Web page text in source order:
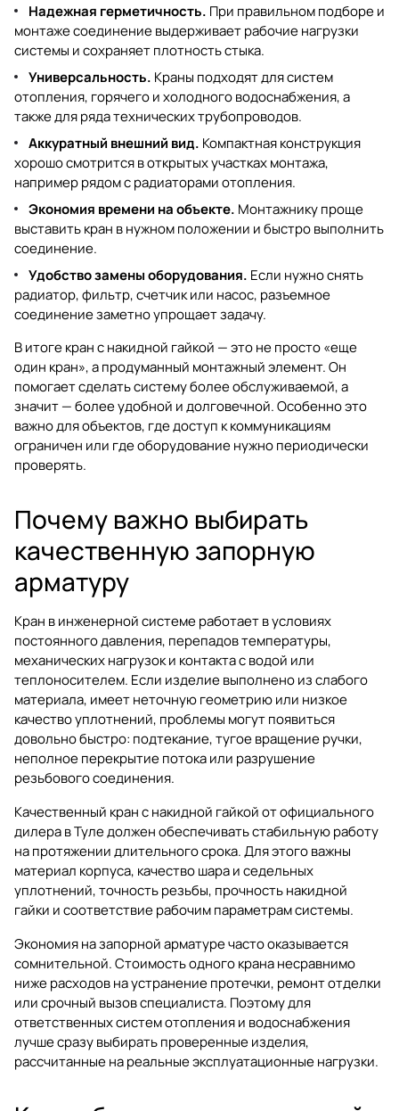
Надежная герметичность. При правильном подборе и
монтаже соединение выдерживает рабочие нагрузки
системы и сохраняет плотность стыка.
Универсальность. Краны подходят для систем
отопления, горячего и холодного водоснабжения, а
также для ряда технических трубопроводов.
Аккуратный внешний вид. Компактная конструкция
хорошо смотрится в открытых участках монтажа,
например рядом с радиаторами отопления.
Экономия времени на объекте. Монтажнику проще
выставить кран в нужном положении и быстро выполнить
соединение.
Удобство замены оборудования. Если нужно снять
радиатор, фильтр, счетчик или насос, разъемное
соединение заметно упрощает задачу.
В итоге кран с накидной гайкой — это не просто «еще
один кран», а продуманный монтажный элемент. Он
помогает сделать систему более обслуживаемой, а
значит — более удобной и долговечной. Особенно это
важно для объектов, где доступ к коммуникациям
ограничен или где оборудование нужно периодически
проверять.
Почему важно выбирать
качественную запорную
арматуру
Кран в инженерной системе работает в условиях
постоянного давления, перепадов температуры,
механических нагрузок и контакта с водой или
теплоносителем. Если изделие выполнено из слабого
материала, имеет неточную геометрию или низкое
качество уплотнений, проблемы могут появиться
довольно быстро: подтекание, тугое вращение ручки,
неполное перекрытие потока или разрушение
резьбового соединения.
Качественный кран с накидной гайкой от официального
дилера в Туледолжен обеспечивать стабильную работу
на протяжении длительного срока. Для этого важны
материал корпуса, качество шара и седельных
уплотнений, точность резьбы, прочность накидной
гайки и соответствие рабочим параметрам системы.
Экономия на запорной арматуре часто оказывается
сомнительной. Стоимость одного крана несравнимо
ниже расходов на устранение протечки, ремонт отделки
или срочный вызов специалиста. Поэтому для
ответственных систем отопления и водоснабжения
лучше сразу выбирать проверенные изделия,
рассчитанные на реальные эксплуатационные нагрузки.